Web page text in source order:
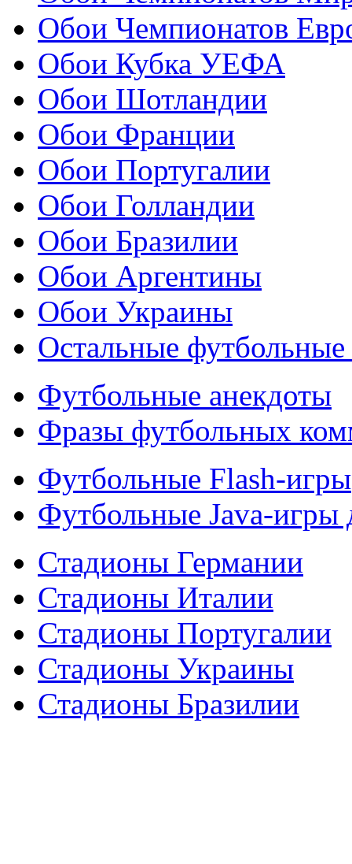
Обои Чемпионатов
Обои Кубка УЕФА
Обои Шотландии
Обои Франции
Обои Португалии
Обои Голландии
Обои Бразилии
Обои Аргентины
Обои Украины
Остальные
Футбольные анекдоты
Фразы футбольных
Футбольные Flash-игры
Футбольные Java-игры
Стадионы Германии
Стадионы Италии
Стадионы Португалии
Стадионы Украины
Стадионы Бразилии